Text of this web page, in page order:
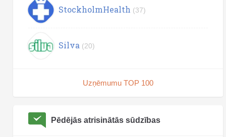
StockholmHealth (37)
Silva (20)
Uzņēmumu TOP 100
Pēdējās atrisinātās sūdzības